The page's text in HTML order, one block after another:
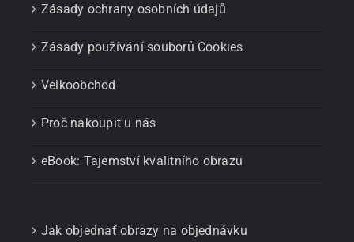
Zásady ochrany osobních údajů
Zásady používání souborů Cookies
Velkoobchod
Proč nakoupit u nás
eBook: Tajemství kvalitního obrazu
Jak objednať obrazy na objednávku